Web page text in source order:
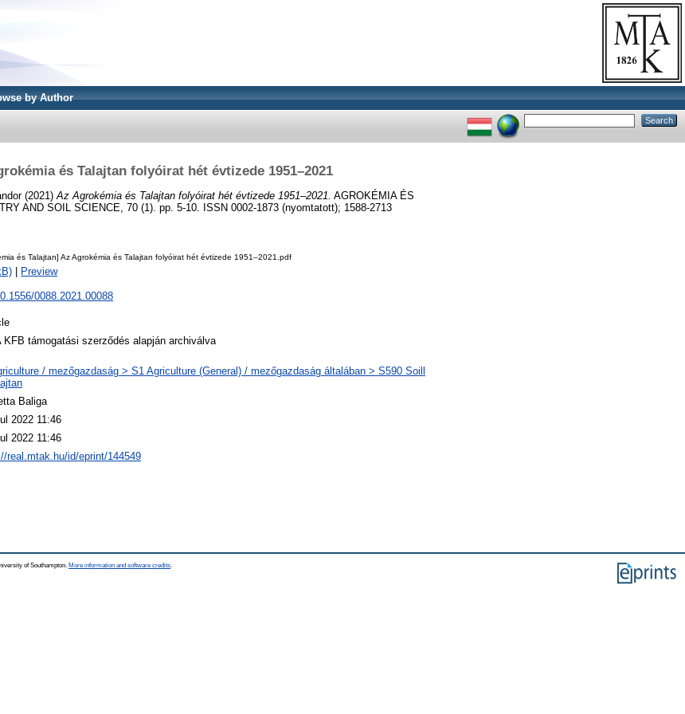
by Author
és Talajtan folyóirat hét évtizede 1951–2021
(2021) Az Agrokémia és Talajtan folyóirat hét évtizede 1951–2021. AGROKÉMIA ÉS
AND SOIL SCIENCE, 70 (1). pp. 5-10. ISSN 0002-1873 (nyomtatott); 1588-2713
és Talajtan] Az Agrokémia és Talajtan folyóirat hét évtizede 1951–2021.pdf
Preview
0088.2021.00088
KFB támogatási szerződés alapján archiválva
/ mezőgazdaság > S1 Agriculture (General) / mezőgazdaság általában > S590 Soill
Baliga
2022 11:46
2022 11:46
real.mtak.hu/id/eprint/144549
of Southampton. More information and software credits